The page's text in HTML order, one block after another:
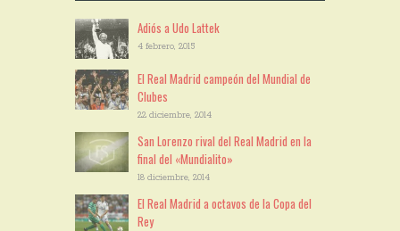
Adiós a Udo Lattek
4 febrero, 2015
El Real Madrid campeón del Mundial de
Clubes
22 diciembre, 2014
San Lorenzo rival del Real Madrid en la
final del «Mundialito»
18 diciembre, 2014
El Real Madrid a octavos de la Copa del
Rey